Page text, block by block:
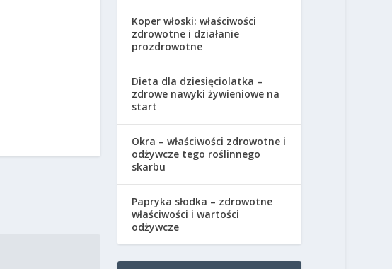
Koper włoski: właściwości
zdrowotne i działanie
prozdrowotne
Dieta dla dziesięciolatka –
zdrowe nawyki żywieniowe na
start
Okra – właściwości zdrowotne i
odżywcze tego roślinnego
skarbu
Papryka słodka – zdrowotne
właściwości i wartości
odżywcze